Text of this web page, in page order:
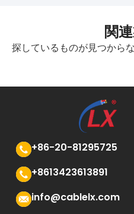
関
探しているものが見つから
+86-20-81295725
+8613423613891
info@cablelx.com